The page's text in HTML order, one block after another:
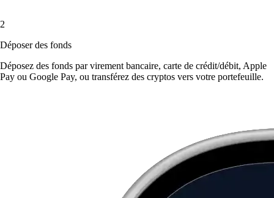
2
Déposer des fonds
Déposez des fonds par virement bancaire, carte de crédit/débit, Apple
Pay ou Google Pay, ou transférez des cryptos vers votre portefeuille.